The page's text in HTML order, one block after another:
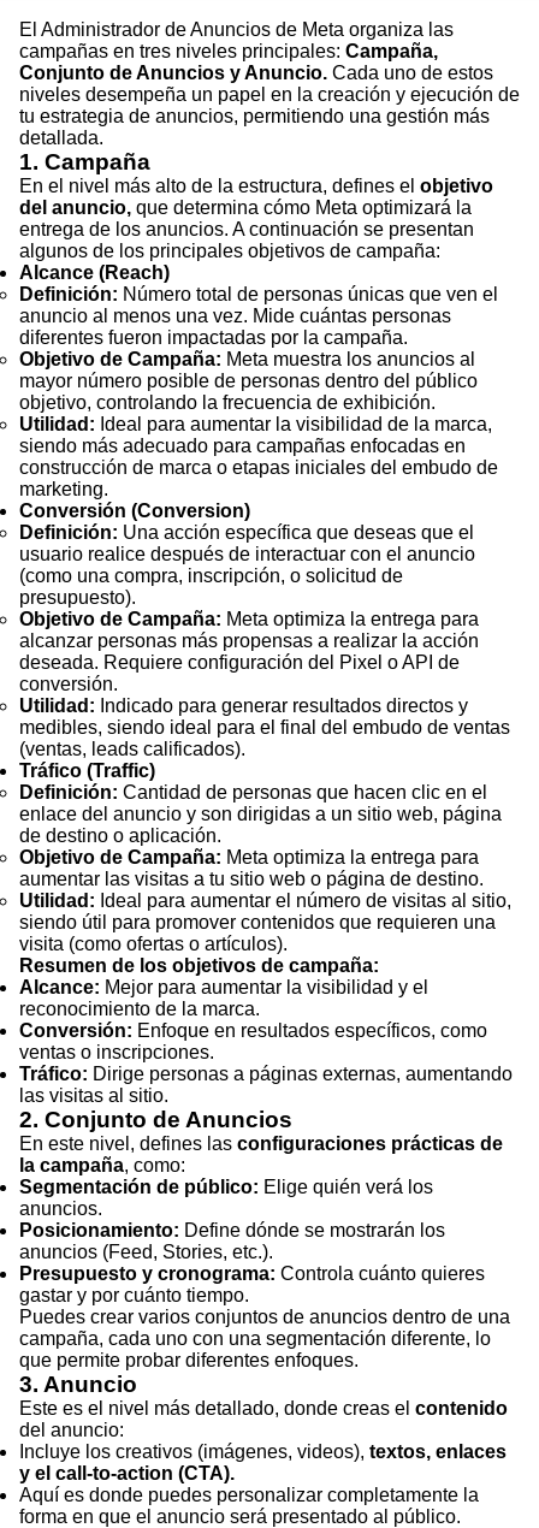
El Administrador de Anuncios de Meta organiza las
campañas en tres niveles principales: Campaña,
Conjunto de Anuncios y Anuncio. Cada uno de estos
niveles desempeña un papel en la creación y ejecución de
tu estrategia de anuncios, permitiendo una gestión más
detallada.
1. Campaña
En el nivel más alto de la estructura, defines el objetivo
del anuncio, que determina cómo Meta optimizará la
entrega de los anuncios. A continuación se presentan
algunos de los principales objetivos de campaña:
Alcance (Reach)
Definición: Número total de personas únicas que ven el
anuncio al menos una vez. Mide cuántas personas
diferentes fueron impactadas por la campaña.
Objetivo de Campaña: Meta muestra los anuncios al
mayor número posible de personas dentro del público
objetivo, controlando la frecuencia de exhibición.
Utilidad: Ideal para aumentar la visibilidad de la marca,
siendo más adecuado para campañas enfocadas en
construcción de marca o etapas iniciales del embudo de
marketing.
Conversión (Conversion)
Definición: Una acción específica que deseas que el
usuario realice después de interactuar con el anuncio
(como una compra, inscripción, o solicitud de
presupuesto).
Objetivo de Campaña: Meta optimiza la entrega para
alcanzar personas más propensas a realizar la acción
deseada. Requiere configuración del Pixel o API de
conversión.
Utilidad: Indicado para generar resultados directos y
medibles, siendo ideal para el final del embudo de ventas
(ventas, leads calificados).
Tráfico (Traffic)
Definición: Cantidad de personas que hacen clic en el
enlace del anuncio y son dirigidas a un sitio web, página
de destino o aplicación.
Objetivo de Campaña: Meta optimiza la entrega para
aumentar las visitas a tu sitio web o página de destino.
Utilidad: Ideal para aumentar el número de visitas al sitio,
siendo útil para promover contenidos que requieren una
visita (como ofertas o artículos).
Resumen de los objetivos de campaña:
Alcance: Mejor para aumentar la visibilidad y el
reconocimiento de la marca.
Conversión: Enfoque en resultados específicos, como
ventas o inscripciones.
Tráfico: Dirige personas a páginas externas, aumentando
las visitas al sitio.
2. Conjunto de Anuncios
En este nivel, defines las configuraciones prácticas de
la campaña, como:
Segmentación de público: Elige quién verá los
anuncios.
Posicionamiento: Define dónde se mostrarán los
anuncios (Feed, Stories, etc.).
Presupuesto y cronograma: Controla cuánto quieres
gastar y por cuánto tiempo.
Puedes crear varios conjuntos de anuncios dentro de una
campaña, cada uno con una segmentación diferente, lo
que permite probar diferentes enfoques.
3. Anuncio
Este es el nivel más detallado, donde creas el contenido
del anuncio:
Incluye los creativos (imágenes, videos), textos, enlaces
y el call-to-action (CTA).
Aquí es donde puedes personalizar completamente la
forma en que el anuncio será presentado al público.